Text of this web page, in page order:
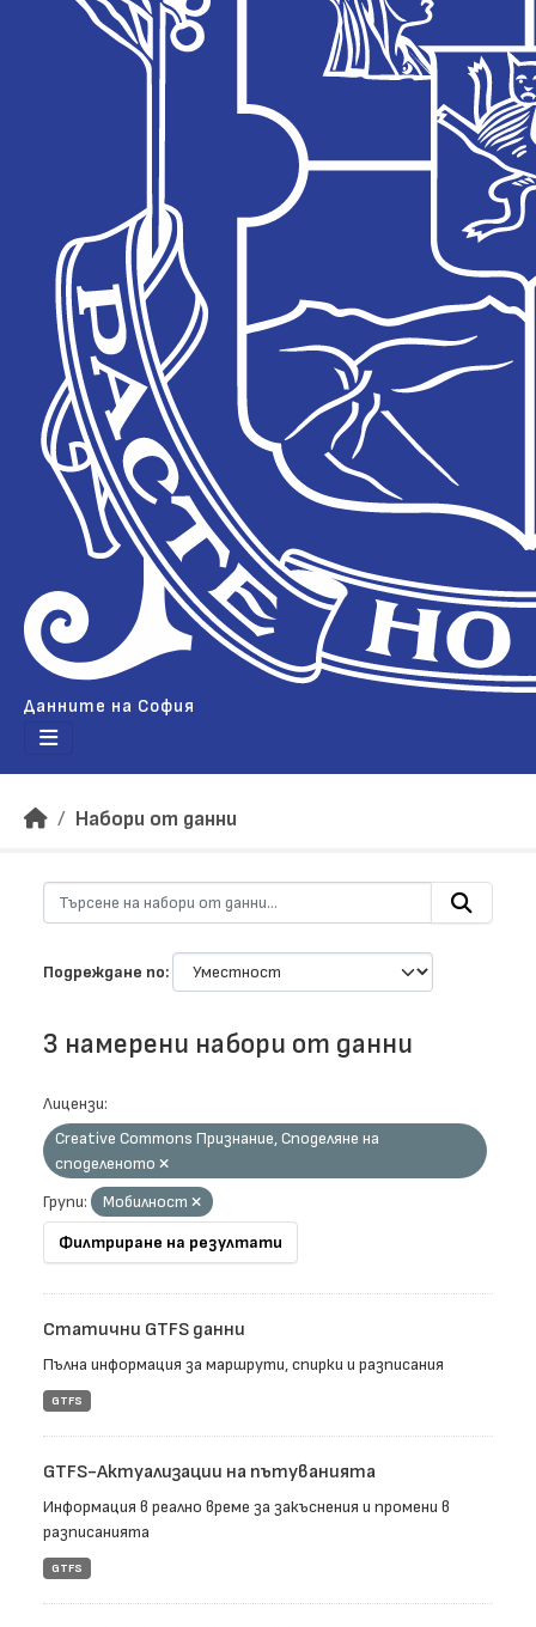
Данните на София
Набори от данни
Подреждане по
3 намерени набори от данни
Лицензи:
Creative Commons Признание, Споделяне на
споделеното
Групи:
Мобилност
Филтриране на резултати
Статични GTFS данни
Пълна информация за маршрути, спирки и разписания
GTFS
GTFS-Актуализации на пътуванията
Информация в реално време за закъснения и промени в
разписанията
GTFS